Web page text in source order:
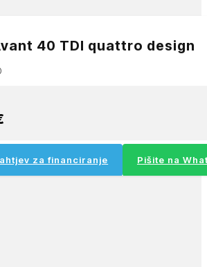
40 TDI quattro design
za financiranje Pišite na